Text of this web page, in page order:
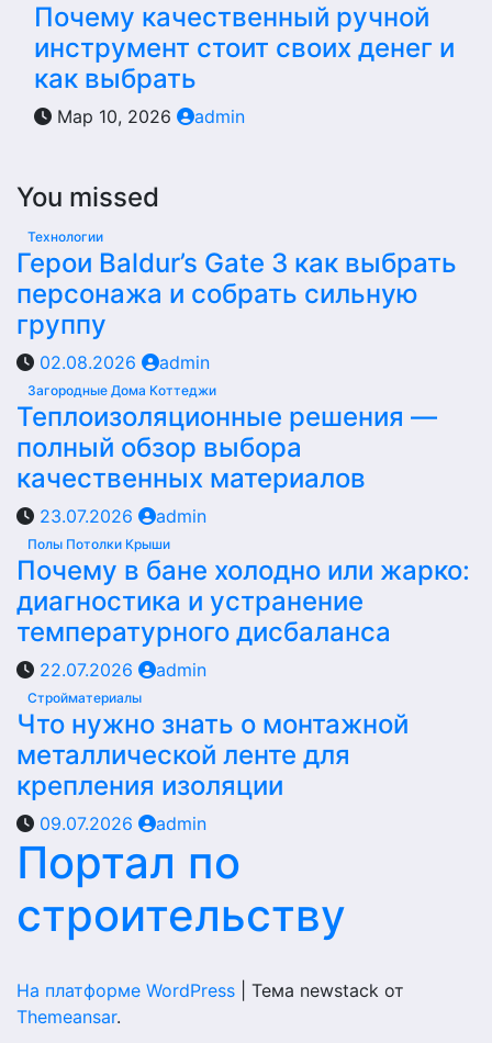
Почему качественный ручной
инструмент стоит своих денег и
как выбрать
Мар 10, 2026 admin
You missed
Технологии
Герои Baldur’s Gate 3 как выбрать
персонажа и собрать сильную
группу
02.08.2026 admin
Загородные Дома Коттеджи
Теплоизоляционные решения —
полный обзор выбора
качественных материалов
23.07.2026 admin
Полы Потолки Крыши
Почему в бане холодно или жарко:
диагностика и устранение
температурного дисбаланса
22.07.2026 admin
Стройматериалы
Что нужно знать о монтажной
металлической ленте для
крепления изоляции
09.07.2026 admin
Портал по
строительству
На платформе WordPress
Тема newstack от
Themeansar.